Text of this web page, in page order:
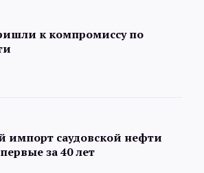
к компромиссу по
импорт саудовской нефти
за 40 лет